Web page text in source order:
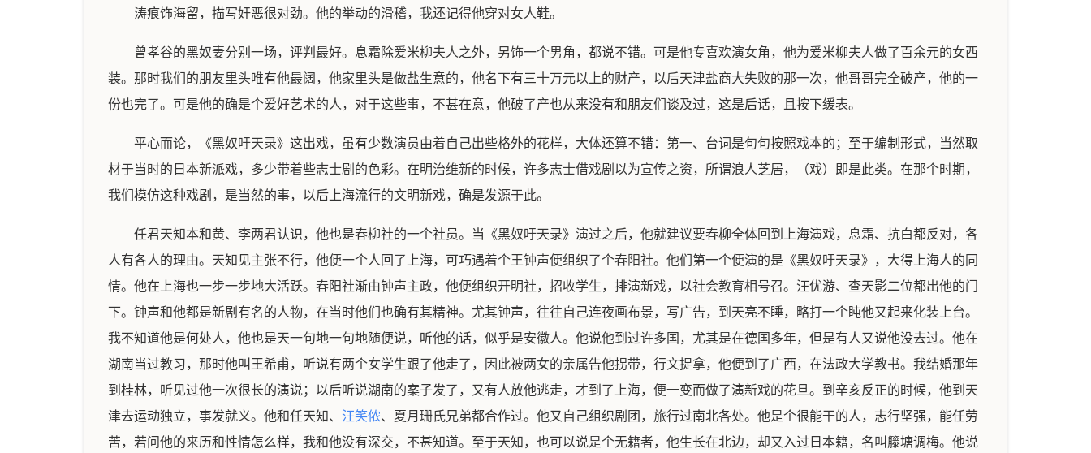
涛痕饰海留，描写奸恶很对劲。他的举动的滑稽，我还记得他穿对女人鞋。
曾孝谷的黑奴妻分别一场，评判最好。息霜除爱米柳夫人之外，另饰一个男角，都说不错。可是他专喜欢演女角，他为爱米柳夫人做了百余元的女西
装。那时我们的朋友里头唯有他最阔，他家里头是做盐生意的，他名下有三十万元以上的财产，以后天津盐商大失败的那一次，他哥哥完全破产，他的一
份也完了。可是他的确是个爱好艺术的人，对于这些事，不甚在意，他破了产也从来没有和朋友们谈及过，这是后话，且按下缓表。
平心而论，《黑奴吁天录》这出戏，虽有少数演员由着自己出些格外的花样，大体还算不错：第一、台词是句句按照戏本的；至于编制形式，当然取
材于当时的日本新派戏，多少带着些志士剧的色彩。在明治维新的时候，许多志士借戏剧以为宣传之资，所谓浪人芝居，（戏）即是此类。在那个时期，
我们模仿这种戏剧，是当然的事，以后上海流行的文明新戏，确是发源于此。
任君天知本和黄、李两君认识，他也是春柳社的一个社员。当《黑奴吁天录》演过之后，他就建议要春柳全体回到上海演戏，息霜、抗白都反对，各
人有各人的理由。天知见主张不行，他便一个人回了上海，可巧遇着个王钟声便组织了个春阳社。他们第一个便演的是《黑奴吁天录》，大得上海人的同
情。他在上海也一步一步地大活跃。春阳社渐由钟声主政，他便组织开明社，招收学生，排演新戏，以社会教育相号召。汪优游、查天影二位都出他的门
下。钟声和他都是新剧有名的人物，在当时他们也确有其精神。尤其钟声，往往自己连夜画布景，写广告，到天亮不睡，略打一个盹他又起来化装上台。
我不知道他是何处人，他也是天一句地一句地随便说，听他的话，似乎是安徽人。他说他到过许多国，尤其是在德国多年，但是有人又说他没去过。他在
湖南当过教习，那时他叫王希甫，听说有两个女学生跟了他走了，因此被两女的亲属告他拐带，行文捉拿，他便到了广西，在法政大学教书。我结婚那年
到桂林，听见过他一次很长的演说；以后听说湖南的案子发了，又有人放他逃走，才到了上海，便一变而做了演新戏的花旦。到辛亥反正的时候，他到天
津去运动独立，事发就义。他和任天知、 汪笑侬、夏月珊氏兄弟都合作过。他又自己组织剧团，旅行过南北各处。他是个很能干的人，志行坚强，能任劳
苦，若问他的来历和性情怎么样，我和他没有深交，不甚知道。至于天知，也可以说是个无籍者，他生长在北边，却又入过日本籍，名叫籐塘调梅。他说